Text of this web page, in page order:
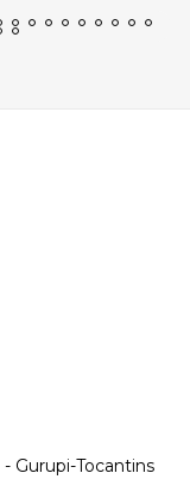
Gurupi-Tocantins